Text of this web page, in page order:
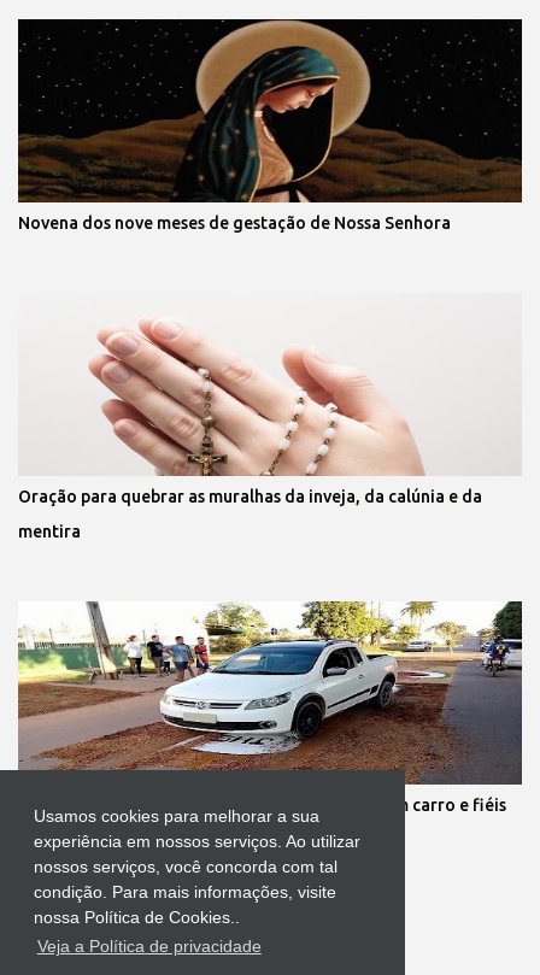
Usamos cookies para melhorar a sua
experiência em nossos serviços. Ao utilizar
nossos serviços, você concorda com tal
condição. Para mais informações, visite
nossa Política de Cookies..
Veja a Política de privacidade
Novena dos nove meses de gestação de Nossa Senhora
Oração para quebrar as muralhas da inveja, da calúnia e da
mentira
Protestante destrói tapete de Corpus Christi com carro e fiéis
se revoltam
Tecnologia do Blogger